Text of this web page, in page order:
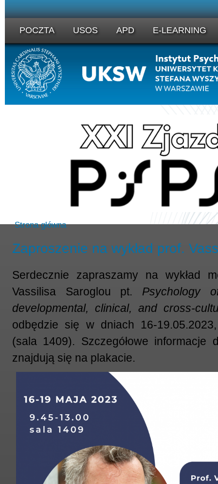
POCZTA USOS APD E-LEARNING
Strona główna
Zaproszenie na wykład prof.
Serdecznie zapraszamy na wykład
Vassilisa Saroglou pt. Psychology
developmental, clinical, and cross-
odbędzie się w dniach 16-
(sala 1409). Szczegółowe informacje
znajdują się na plakacie.